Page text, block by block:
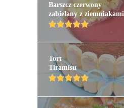
Barszcz czerwony
zabielany z ziemniakami
Tort
Tiramisu